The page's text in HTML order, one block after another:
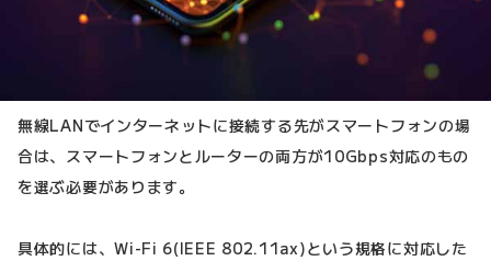
無線LANでインターネットに接続する先がスマートフォンの場
合は、スマートフォンとルーターの両方が10Gbps対応のもの
を選ぶ必要があります。
具体的には、Wi-Fi 6(IEEE 802.11ax)という規格に対応した